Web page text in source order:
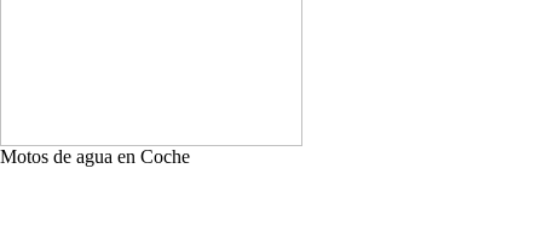
Motos de agua en Coche